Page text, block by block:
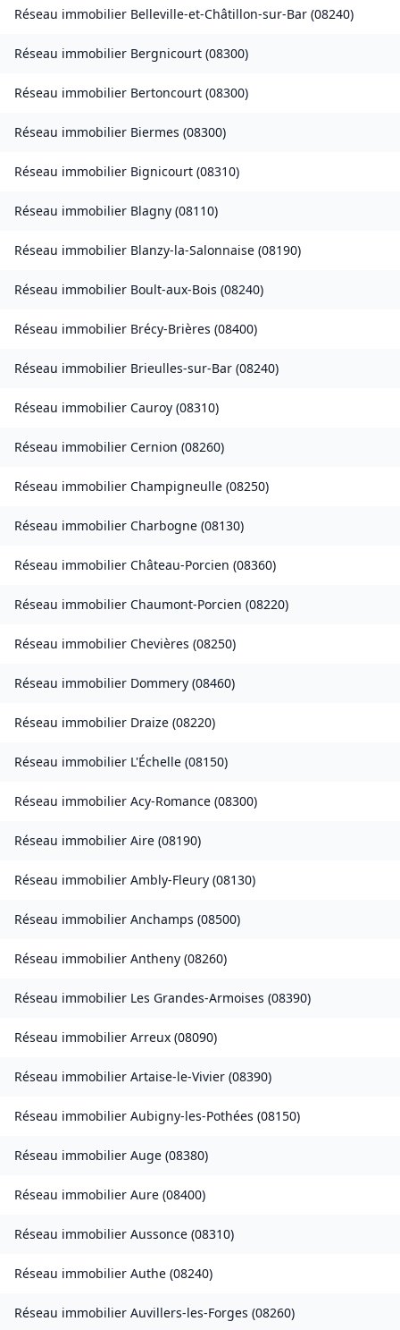
Réseau immobilier Belleville-et-Châtillon-sur-Bar (08240)
Réseau immobilier Bergnicourt (08300)
Réseau immobilier Bertoncourt (08300)
Réseau immobilier Biermes (08300)
Réseau immobilier Bignicourt (08310)
Réseau immobilier Blagny (08110)
Réseau immobilier Blanzy-la-Salonnaise (08190)
Réseau immobilier Boult-aux-Bois (08240)
Réseau immobilier Brécy-Brières (08400)
Réseau immobilier Brieulles-sur-Bar (08240)
Réseau immobilier Cauroy (08310)
Réseau immobilier Cernion (08260)
Réseau immobilier Champigneulle (08250)
Réseau immobilier Charbogne (08130)
Réseau immobilier Château-Porcien (08360)
Réseau immobilier Chaumont-Porcien (08220)
Réseau immobilier Chevières (08250)
Réseau immobilier Dommery (08460)
Réseau immobilier Draize (08220)
Réseau immobilier L'Échelle (08150)
Réseau immobilier Acy-Romance (08300)
Réseau immobilier Aire (08190)
Réseau immobilier Ambly-Fleury (08130)
Réseau immobilier Anchamps (08500)
Réseau immobilier Antheny (08260)
Réseau immobilier Les Grandes-Armoises (08390)
Réseau immobilier Arreux (08090)
Réseau immobilier Artaise-le-Vivier (08390)
Réseau immobilier Aubigny-les-Pothées (08150)
Réseau immobilier Auge (08380)
Réseau immobilier Aure (08400)
Réseau immobilier Aussonce (08310)
Réseau immobilier Authe (08240)
Réseau immobilier Auvillers-les-Forges (08260)